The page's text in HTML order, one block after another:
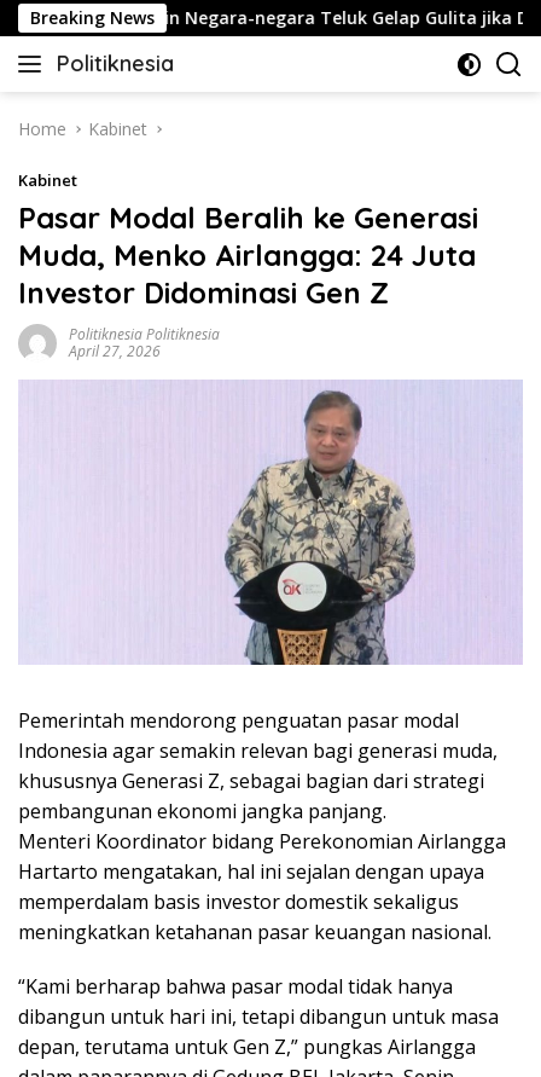
Skip
to
content
Breaking News
Ancam Bikin Negara-negara Teluk Gelap Gulita jika
Politiknesia
Politiknesia.com
Home Kabinet
Kabinet
Pasar Modal Beralih ke Generasi
Muda, Menko Airlangga: 24 Juta
Investor Didominasi Gen Z
Politiknesia Politiknesia
April 27, 2026
Pemerintah mendorong penguatan pasar modal
Indonesia agar semakin relevan bagi generasi muda,
khususnya Generasi Z, sebagai bagian dari strategi
pembangunan ekonomi jangka panjang.
Menteri Koordinator bidang Perekonomian Airlangga
Hartarto mengatakan, hal ini sejalan dengan upaya
memperdalam basis investor domestik sekaligus
meningkatkan ketahanan pasar keuangan nasional.
“Kami berharap bahwa pasar modal tidak hanya
dibangun untuk hari ini, tetapi dibangun untuk masa
depan, terutama untuk Gen Z,” pungkas Airlangga